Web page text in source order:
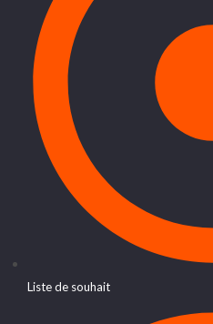
Liste de souhait